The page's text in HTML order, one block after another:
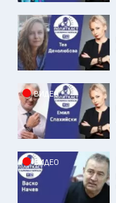
ВИДЕО
ВИДЕО